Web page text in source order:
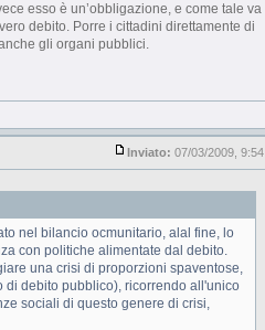
esso è un’obbligazione, e come tale va
debito. Porre i cittadini direttamente di
gli organi pubblici.
Inviato: 07/03/2009, 9:54
nel bilancio ocmunitario, alal fine, lo
con politiche alimentate dal debito.
una crisi di proporzioni spaventose,
di debito pubblico), ricorrendo all'unico
sociali di questo genere di crisi,